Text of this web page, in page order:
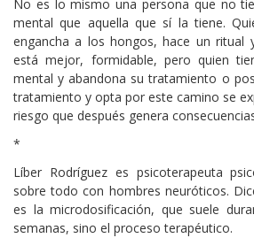
No es lo mismo una persona que no
mental que aquella que sí la tiene.
engancha a los hongos, hace un ritual
está mejor, formidable, pero quien
mental y abandona su tratamiento o
tratamiento y opta por este camino se
riesgo que después genera
*
Líber Rodríguez es psicoterapeuta
sobre todo con hombres neuróticos.
es la microdosificación, que suele
semanas, sino el proceso terapéutico.